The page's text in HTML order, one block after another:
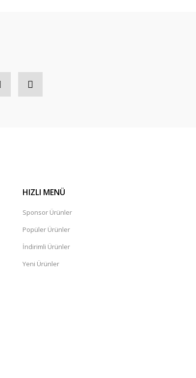
HIZLI MENÜ
Sponsor Ürünler
Popüler Ürünler
İndirimli Ürünler
Yeni Ürünler